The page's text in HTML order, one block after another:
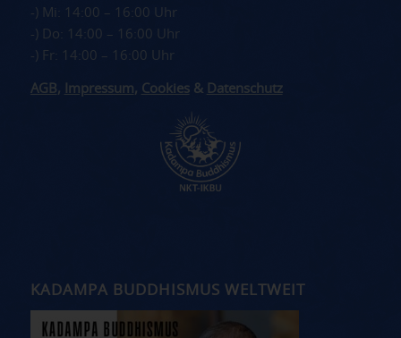
-) Mi: 14:00 – 16:00 Uhr
-) Do: 14:00 – 16:00 Uhr
-) Fr: 14:00 – 16:00 Uhr
AGB , Impressum, Cookies& Datenschutz
KADAMPA BUDDHISMUS WELTWEIT